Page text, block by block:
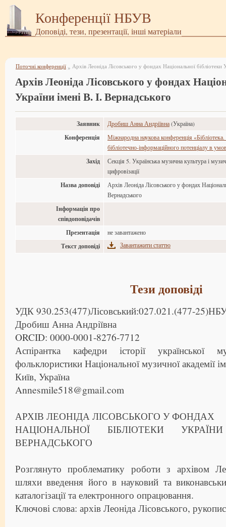
Конференції НБУВ
Доповіді, тези, презентації, інші матеріали
Поточні конференції »
Архів Леоніда Лісовського у фондах
України імені В. І. Вернадського
Заявник Дробиш Анна Андріївна (Україна)
Конференція
Міжнародна наукова конференція
бібліотечно-інформаційного потенціалу в
Захід
Секція 5. Українська музична культура і
цифровізації
Назва доповіді
Архів Леоніда Лісовського у фондах
Вернадського
Інформація про
співдоповідачів
Презентація
не завантажено
Текст доповіді Завантажити статтю
Тези доповіді
УДК 930.253(477)Лісовський:027.021.(477-
Дробиш Анна Андріївна
ORCID: 0000-0001-8276-7712
Аспірантка кафедри історії української
фольклористики Національної музичної академії
Київ, Україна
Annesmile518@gmail.com
АРХІВ ЛЕОНІДА ЛІСОВСЬКОГО У ФОНДАХ
НАЦІОНАЛЬНОЇ БІБЛІОТЕКИ
ВЕРНАДСЬКОГО
Розглянуто проблематику роботи з архівом
шляхи введення його в науковий та
каталогізації та електронного опрацювання.
Ключові слова: архів Леоніда Лісовського,